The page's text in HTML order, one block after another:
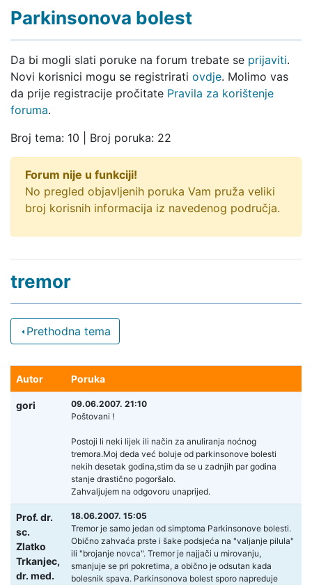
Parkinsonova bolest
Da bi mogli slati poruke na forum trebate se prijaviti.
Novi korisnici mogu se registrirati ovdje. Molimo vas
da prije registracije pročitate Pravila za korištenje
foruma.
Broj tema: 10 | Broj poruka: 22
Forum nije u funkciji!
No pregled objavljenih poruka Vam pruža veliki
broj korisnih informacija iz navedenog područja.
tremor
Prethodna tema
Autor Poruka
gori
09.06.2007. 21:10
Poštovani !
Postoji li neki lijek ili način za anuliranja noćnog
tremora.Moj deda već boluje od parkinsonove bolesti
nekih desetak godina,stim da se u zadnjih par godina
stanje drastično pogoršalo.
Zahvaljujem na odgovoru unaprijed.
Prof. dr.
sc.
Zlatko
Trkanjec,
dr. med.
18.06.2007. 15:05
Tremor je samo jedan od simptoma Parkinsonove bolesti.
Obično zahvaća prste i šake podsjeća na "valjanje pilula"
ili "brojanje novca". Tremor je najjači u mirovanju,
smanjuje se pri pokretima, a obično je odsutan kada
bolesnik spava. Parkinsonova bolest sporo napreduje